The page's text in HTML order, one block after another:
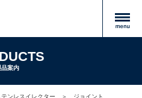
品案内
テンレスイレクター ジョイント